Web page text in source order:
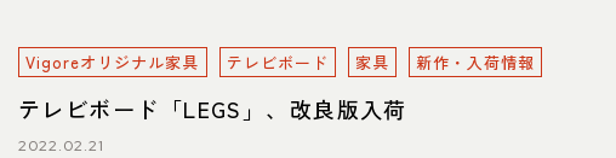
Vigoreオリジナル家具 テレビボード 家具 新作・入荷情報
テレビボード「LEGS」、改良版入荷
2022.02.21